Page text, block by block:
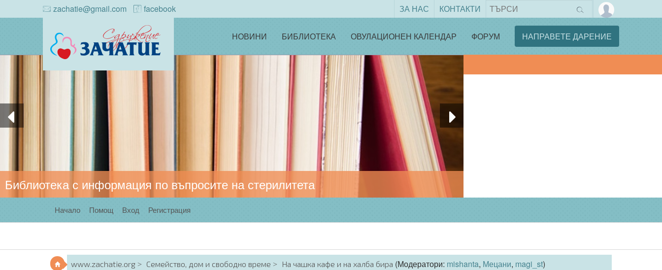
zachatie@gmail.com facebook ЗА НАС КОНТАКТИ
НОВИНИ БИБЛИОТЕКА ОВУЛАЦИОНЕН КАЛЕНДАР ФОРУМ НАПРАВЕТЕ ДАРЕНИЕ
Библиотека с информация по въпросите на стерилитета
Начало Помощ Вход Регистрация
www.zachatie.org Семейство, дом и свободно време На чашка кафе и на халба бира (Модератори: mishanta, Мецани, magi_st)